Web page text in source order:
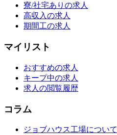
寮/社宅ありの求人
高収入の求人
期間工の求人
マイリスト
おすすめの求人
キープ中の求人
求人の閲覧履歴
コラム
ジョブハウス工場について